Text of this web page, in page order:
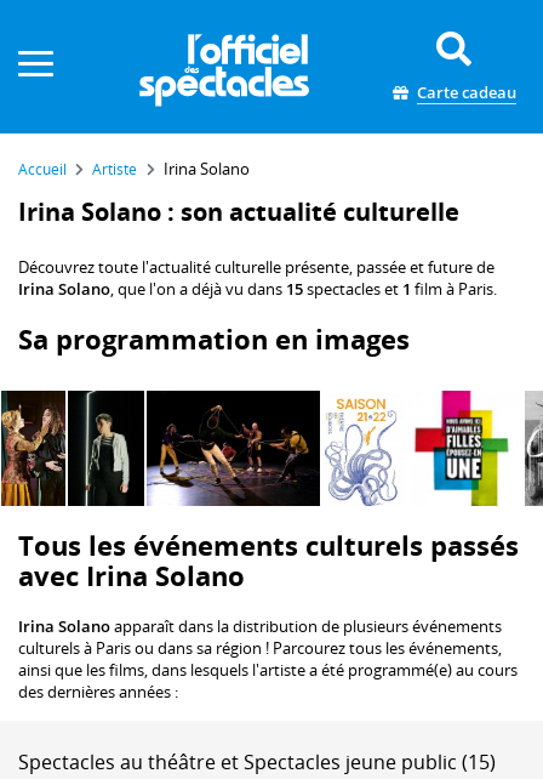
Carte cadeau
Accueil Artiste Irina Solano
Irina Solano : son actualité culturelle
Découvrez toute l'actualité culturelle présente, passée et future de
Irina Solano, que l'on a déjà vu dans 15spectacles et 1 film à Paris.
Sa programmation en images
Tous les événements culturels passés
avec Irina Solano
Irina Solanoapparaît dans la distribution de plusieurs événements
culturels à Paris ou dans sa région ! Parcourez tous les événements,
ainsi que les films, dans lesquels l'artiste a été programmé(e) au cours
des dernières années :
Spectacles au théâtre et Spectacles jeune public (15)